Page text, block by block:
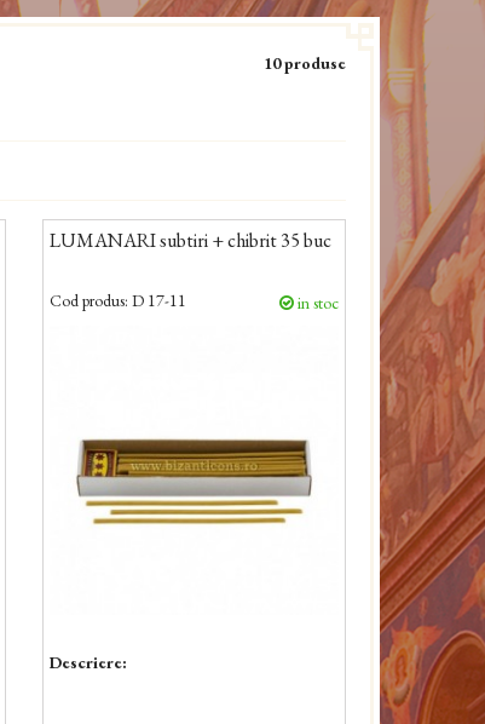
10 produse
LUMANARI subtiri + chibrit 35 buc
Cod produs: D 17-11 in stoc
Descriere: